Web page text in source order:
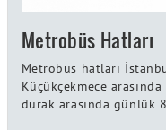
Metrobüs Hatları
Metrobüs hatları
Küçükçekmece
durak arasında günlük